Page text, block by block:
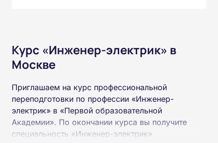
Курс «Инженер-электрик» в
Москве
Приглашаем на курс профессиональной
переподготовки по профессии «Инженер-
электрик» в «Первой образовательной
Академии». По окончании курса вы получите
специальность «Инженер-электрик»